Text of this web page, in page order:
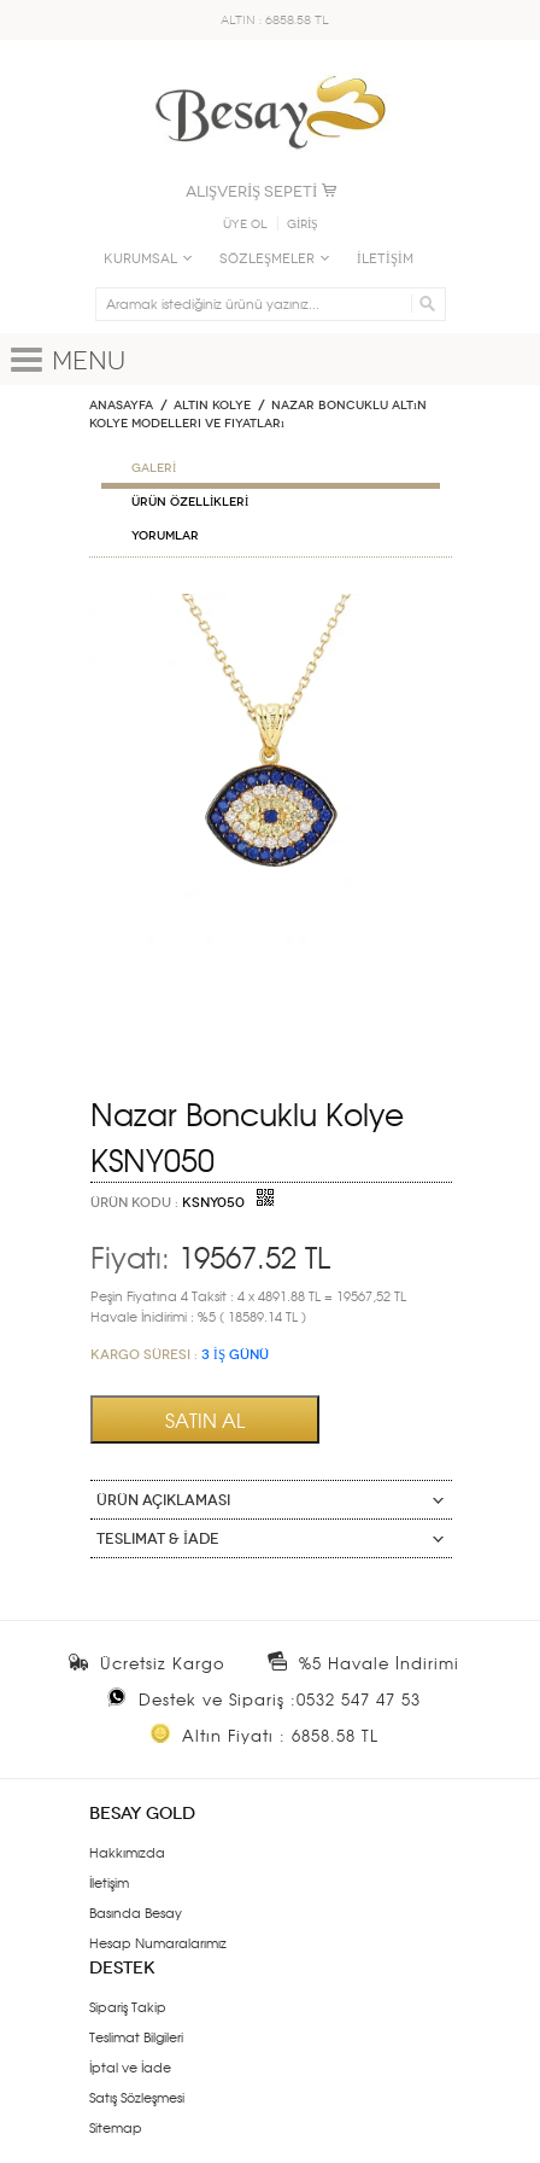
ALTIN : 6858.58 TL
ALIŞVERİŞ SEPETİ
Üye Ol GİRİŞ
KURUMSAL SÖZLEŞMELER İLETİŞİM
Menu
Anasayfa ALTIN KOLYE
Nazar Boncuklu Altın
Kolye Modelleri ve Fiyatları
GALERİ
ÜRÜN ÖZELLİKLERİ
Yorumlar
Nazar Boncuklu Kolye
KSNY050
ÜRÜN KODU : KSNY050
Fiyatı: 19567.52 TL
Peşin Fiyatına 4 Taksit : 4 x 4891.88 TL = 19567,52 TL
Havale İnidirimi : %5 ( 18589.14 TL )
Kargo Süresi : 3 İŞ GÜNÜ
ÜRÜN AÇIKLAMASI
Teslimat & İade
Ücretsiz Kargo
%5 Havale İndirimi
Destek ve Sipariş :0532 547 47 53
Altın Fiyatı : 6858.58 TL
BESAY GOLD
Hakkımızda
İletişim
Basında Besay
Hesap Numaralarımız
DESTEK
Sipariş Takip
Teslimat Bilgileri
İptal ve İade
Satış Sözleşmesi
Sitemap